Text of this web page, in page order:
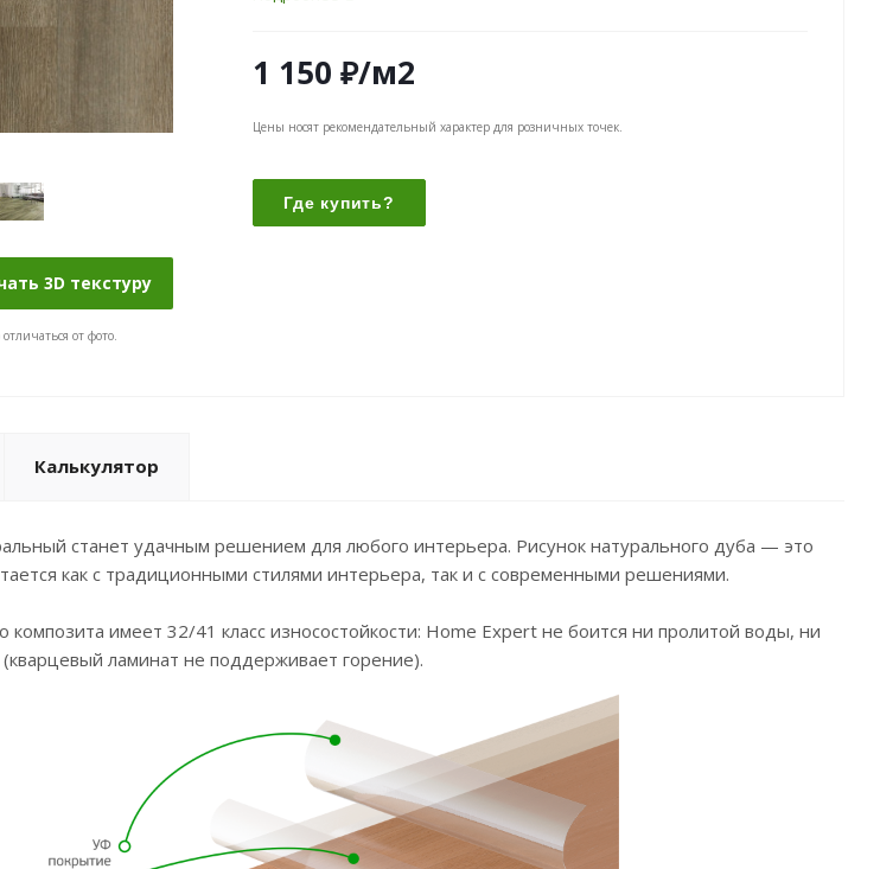
3D текстуру
от фото.
1 150 ₽/м2
Цены носят рекомендательный характер для розничных точек.
Где купить?
Калькулятор
станет удачным решением для любого интерьера. Рисунок натурального дуба — это
как с традиционными стилями интерьера, так и с современными решениями.
имеет 32/41 класс износостойкости: Home Expert не боится ни пролитой воды, ни
ламинат не поддерживает горение).